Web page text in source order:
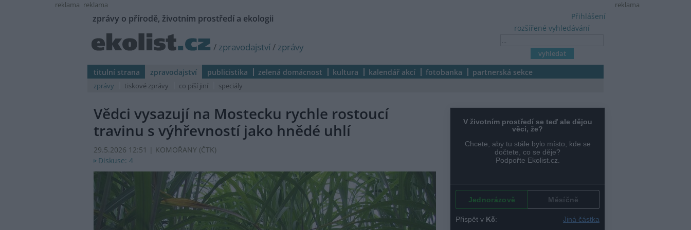
reklama
reklama reklama
zprávy o přírodě, životním prostředí a ekologii
/ zpravodajství/ zprávy
rozšířené vyhledávání
Přihlášení
titulní strana zpravodajství publicistika zelená domácnost kultura kalendář akcí fotobanka partnerská sekce
zprávy tiskové zprávy co píší jiní speciály
Vědci vysazují na Mostecku rychle rostoucí
travinu s výhřevností jako hnědé uhlí
29.5.2026 12:51 | KOMOŘANY (ČTK)
Diskuse: 4